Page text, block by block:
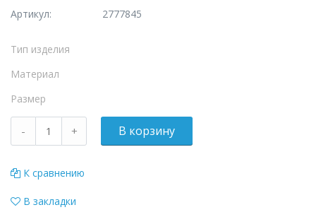
Артикул: 2777845
Тип изделия
Материал
Размер
К сравнению
В закладки